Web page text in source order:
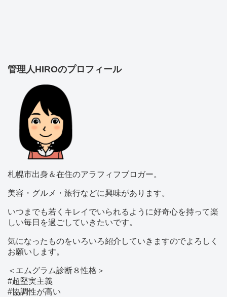
管理人HIROのプロフィール
札幌市出身＆在住のアラフィフブロガー。
美容・グルメ・旅行などに興味があります。
いつまでも若くキレイでいられるように好奇心を持って楽
しい毎日を過ごしていきたいです。
気になったものをいろいろ紹介していきますのでよろしく
お願いします。
＜エムグラム診断８性格＞
#超堅実主義
#協調性が高い